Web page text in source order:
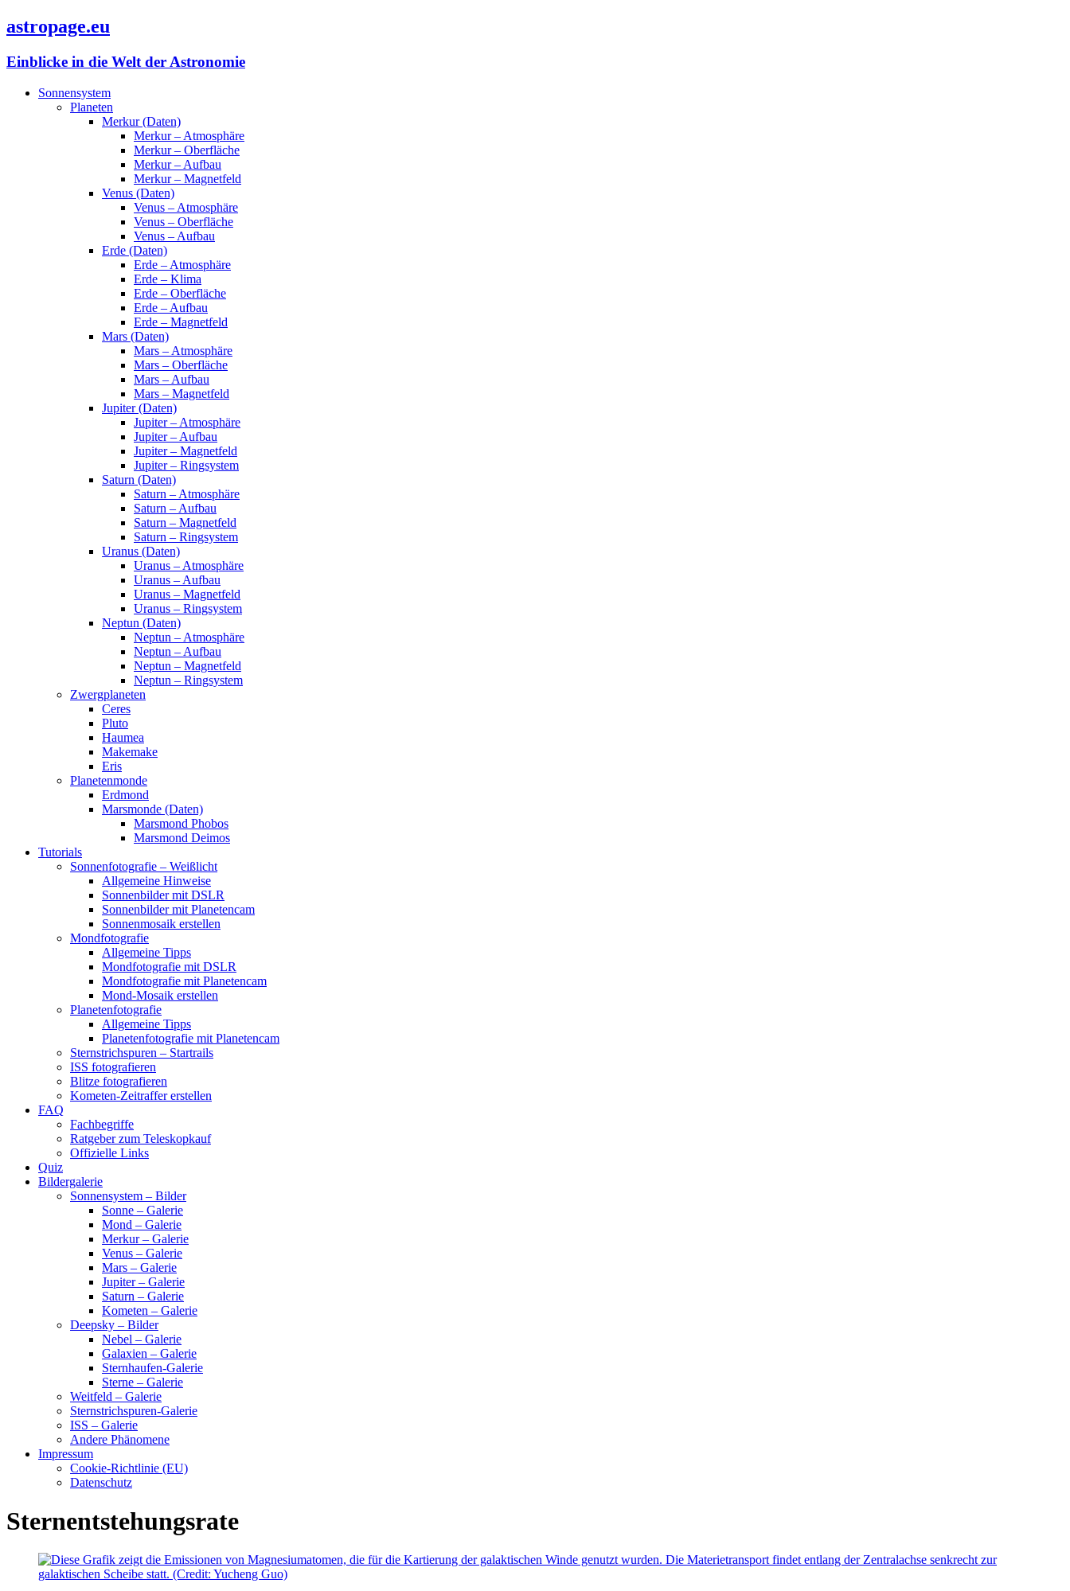
astropage.eu
Einblicke in die Welt der Astronomie
Sonnensystem
Planeten
Merkur (Daten)
Merkur – Atmosphäre
Merkur – Oberfläche
Merkur – Aufbau
Merkur – Magnetfeld
Venus (Daten)
Venus – Atmosphäre
Venus – Oberfläche
Venus – Aufbau
Erde (Daten)
Erde – Atmosphäre
Erde – Klima
Erde – Oberfläche
Erde – Aufbau
Erde – Magnetfeld
Mars (Daten)
Mars – Atmosphäre
Mars – Oberfläche
Mars – Aufbau
Mars – Magnetfeld
Jupiter (Daten)
Jupiter – Atmosphäre
Jupiter – Aufbau
Jupiter – Magnetfeld
Jupiter – Ringsystem
Saturn (Daten)
Saturn – Atmosphäre
Saturn – Aufbau
Saturn – Magnetfeld
Saturn – Ringsystem
Uranus (Daten)
Uranus – Atmosphäre
Uranus – Aufbau
Uranus – Magnetfeld
Uranus – Ringsystem
Neptun (Daten)
Neptun – Atmosphäre
Neptun – Aufbau
Neptun – Magnetfeld
Neptun – Ringsystem
Zwergplaneten
Ceres
Pluto
Haumea
Makemake
Eris
Planetenmonde
Erdmond
Marsmonde (Daten)
Marsmond Phobos
Marsmond Deimos
Tutorials
Sonnenfotografie – Weißlicht
Allgemeine Hinweise
Sonnenbilder mit DSLR
Sonnenbilder mit Planetencam
Sonnenmosaik erstellen
Mondfotografie
Allgemeine Tipps
Mondfotografie mit DSLR
Mondfotografie mit Planetencam
Mond-Mosaik erstellen
Planetenfotografie
Allgemeine Tipps
Planetenfotografie mit Planetencam
Sternstrichspuren – Startrails
ISS fotografieren
Blitze fotografieren
Kometen-Zeitraffer erstellen
FAQ
Fachbegriffe
Ratgeber zum Teleskopkauf
Offizielle Links
Quiz
Bildergalerie
Sonnensystem – Bilder
Sonne – Galerie
Mond – Galerie
Merkur – Galerie
Venus – Galerie
Mars – Galerie
Jupiter – Galerie
Saturn – Galerie
Kometen – Galerie
Deepsky – Bilder
Nebel – Galerie
Galaxien – Galerie
Sternhaufen-Galerie
Sterne – Galerie
Weitfeld – Galerie
Sternstrichspuren-Galerie
ISS – Galerie
Andere Phänomene
Impressum
Cookie-Richtlinie (EU)
Datenschutz
Sternentstehungsrate